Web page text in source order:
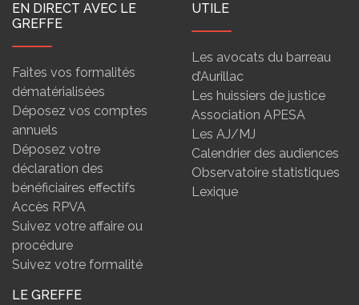
EN DIRECT AVEC LE
GREFFE
Faites vos formalités
dématérialisées
Déposez vos comptes
annuels
Déposez votre
déclaration des
bénéficiaires effectifs
Accès RPVA
Suivez votre affaire ou
procédure
Suivez votre formalité
UTILE
Les avocats du barreau
d’Aurillac
Les huissiers de justice
Association APESA
Les AJ/MJ
Calendrier des audiences
Observatoire statistiques
Lexique
LE GREFFE